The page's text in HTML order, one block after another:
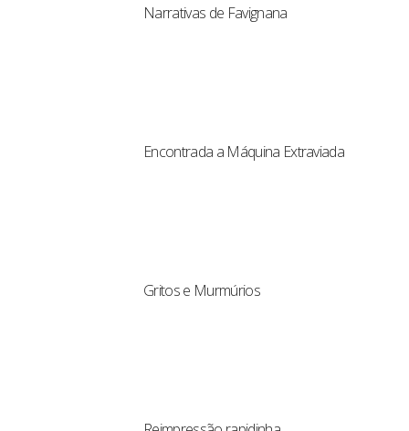
Narrativas de Favignana
Encontrada a Máquina Extraviada
Gritos e Murmúrios